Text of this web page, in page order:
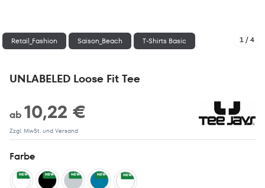
1 / 4
Retail_Fashion Saison_Beach T-Shirts Basic
UNLABELED Loose Fit Tee
ab 10,22 €
Zzgl. MwSt. und Versand
Farbe
NEW NEW NEW NEW NEW